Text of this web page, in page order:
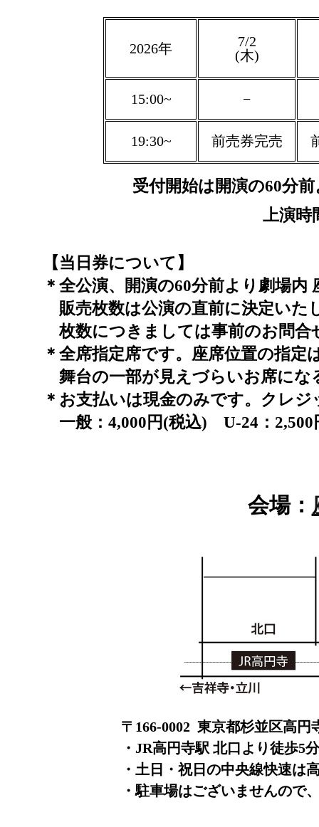
2026年
7/2
(木)
15:00~ −
19:30~ 前売券完売
受付開始は開演の60分
上演時
【当日券について】
＊全公演、開演の60分前より劇場
販売枚数は公演の直前に決定いた
枚数につきましては事前のお問
＊全席指定席です。座席位置の指定
舞台の一部が見えづらいお席にな
＊お支払いは現金のみです。クレ
一般：4,000円(税込) U-24：2,500
会場：
〒166-0002 東京都杉並区高円
・JR高円寺駅 北口より徒歩5分
・土日・祝日の中央線快速は
・駐車場はございませんので